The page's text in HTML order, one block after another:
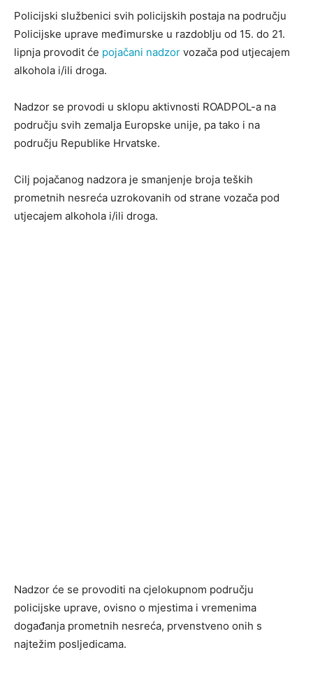
Policijski službenici svih policijskih postaja na području
Policijske uprave međimurske u razdoblju od 15. do 21.
lipnja provodit će pojačani nadzor vozača pod utjecajem
alkohola i/ili droga.
Nadzor se provodi u sklopu aktivnosti ROADPOL-a na
području svih zemalja Europske unije, pa tako i na
području Republike Hrvatske.
Cilj pojačanog nadzora je smanjenje broja teških
prometnih nesreća uzrokovanih od strane vozača pod
utjecajem alkohola i/ili droga.
Nadzor će se provoditi na cjelokupnom području
policijske uprave, ovisno o mjestima i vremenima
događanja prometnih nesreća, prvenstveno onih s
najtežim posljedicama.